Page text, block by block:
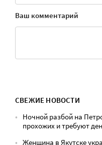
Ваш комментарий
СВЕЖИЕ НОВОСТИ
Ночной разбой на
прохожих и требуют
Женщина в Якутске